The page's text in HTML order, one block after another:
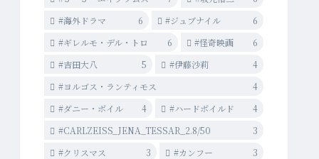
#海外ドラマ
6 #ジュブナイル
6
#ギレルモ・デル・トロ
6 #怪奇映画
6
#吉田大八
5 #伊藤沙莉
4
#ヨルゴス・ランティモス
4
#ダニー・ボイル
4 #ハードボイルド
4
#CARLZEISS_JENA_TESSAR_2.8/50
3
#クリスマス
3 #カンフー
3